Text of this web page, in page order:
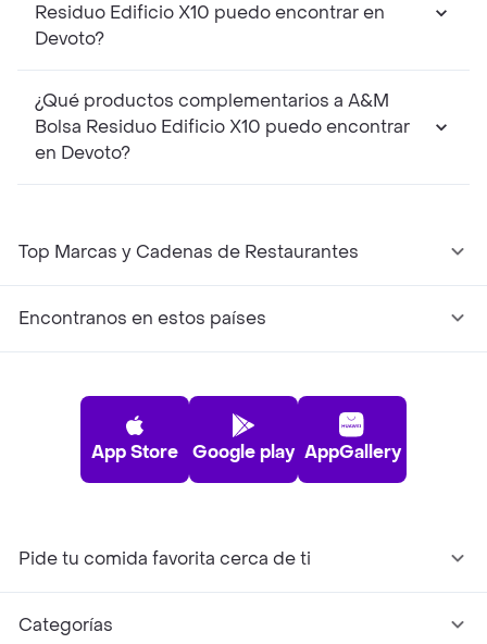
Residuo Edificio X10 puedo encontrar en
Devoto?
¿Qué productos complementarios a A&M
Bolsa Residuo Edificio X10 puedo encontrar
en Devoto?
Top Marcas y Cadenas de Restaurantes
Encontranos en estos países
App Store Google play AppGallery
Pide tu comida favorita cerca de ti
Categorías